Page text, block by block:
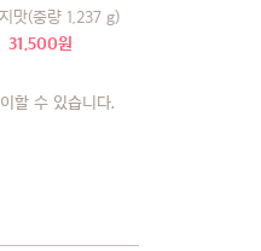
맛(중량 1,237 g)
31,500원
할 수 있습니다.